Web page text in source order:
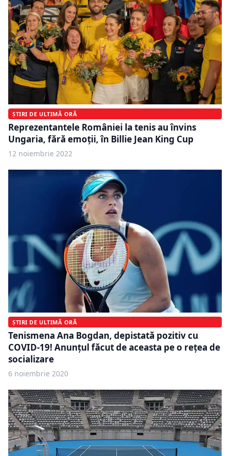
ȘTIRI DE ULTIMĂ ORĂ
Reprezentantele României la tenis au învins
Ungaria, fără emoţii, în Billie Jean King Cup
12 noiembrie 2022
ȘTIRI DE ULTIMĂ ORĂ
Tenismena Ana Bogdan, depistată pozitiv cu
COVID-19! Anunțul făcut de aceasta pe o rețea de
socializare
6 noiembrie 2020